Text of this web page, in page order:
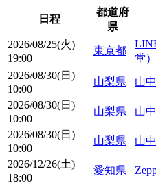
日程
都道府
県
2026/08/25(火)
19:00
東京都
堂）
2026/08/30(日)
10:00
山梨県
山
2026/08/30(日)
10:00
山梨県
山
2026/08/30(日)
10:00
山梨県
山
2026/12/26(土)
18:00
愛知県